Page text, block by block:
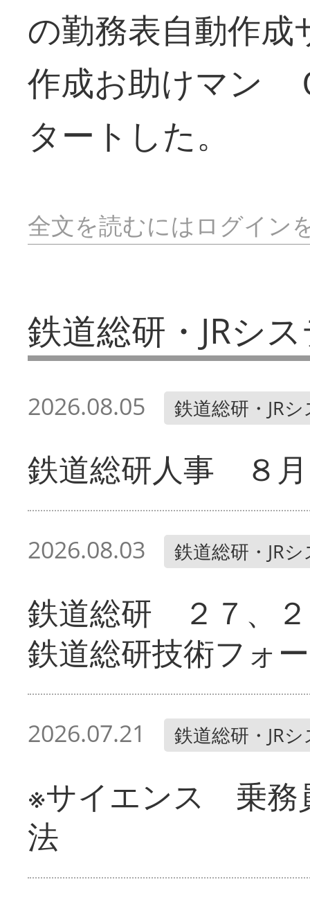
の勤務表自動作
作成お助けマン
タートした。
全文を読むにはログイン
鉄道総研・JRシ
2026.08.05 鉄道総研・JR
鉄道総研人事 ８
2026.08.03 鉄道総研・JR
鉄道総研 ２７、
鉄道総研技術フォ
2026.07.21 鉄道総研・JR
※サイエンス 乗務
法